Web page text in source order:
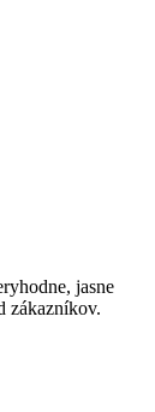
jasne
zákazníkov.